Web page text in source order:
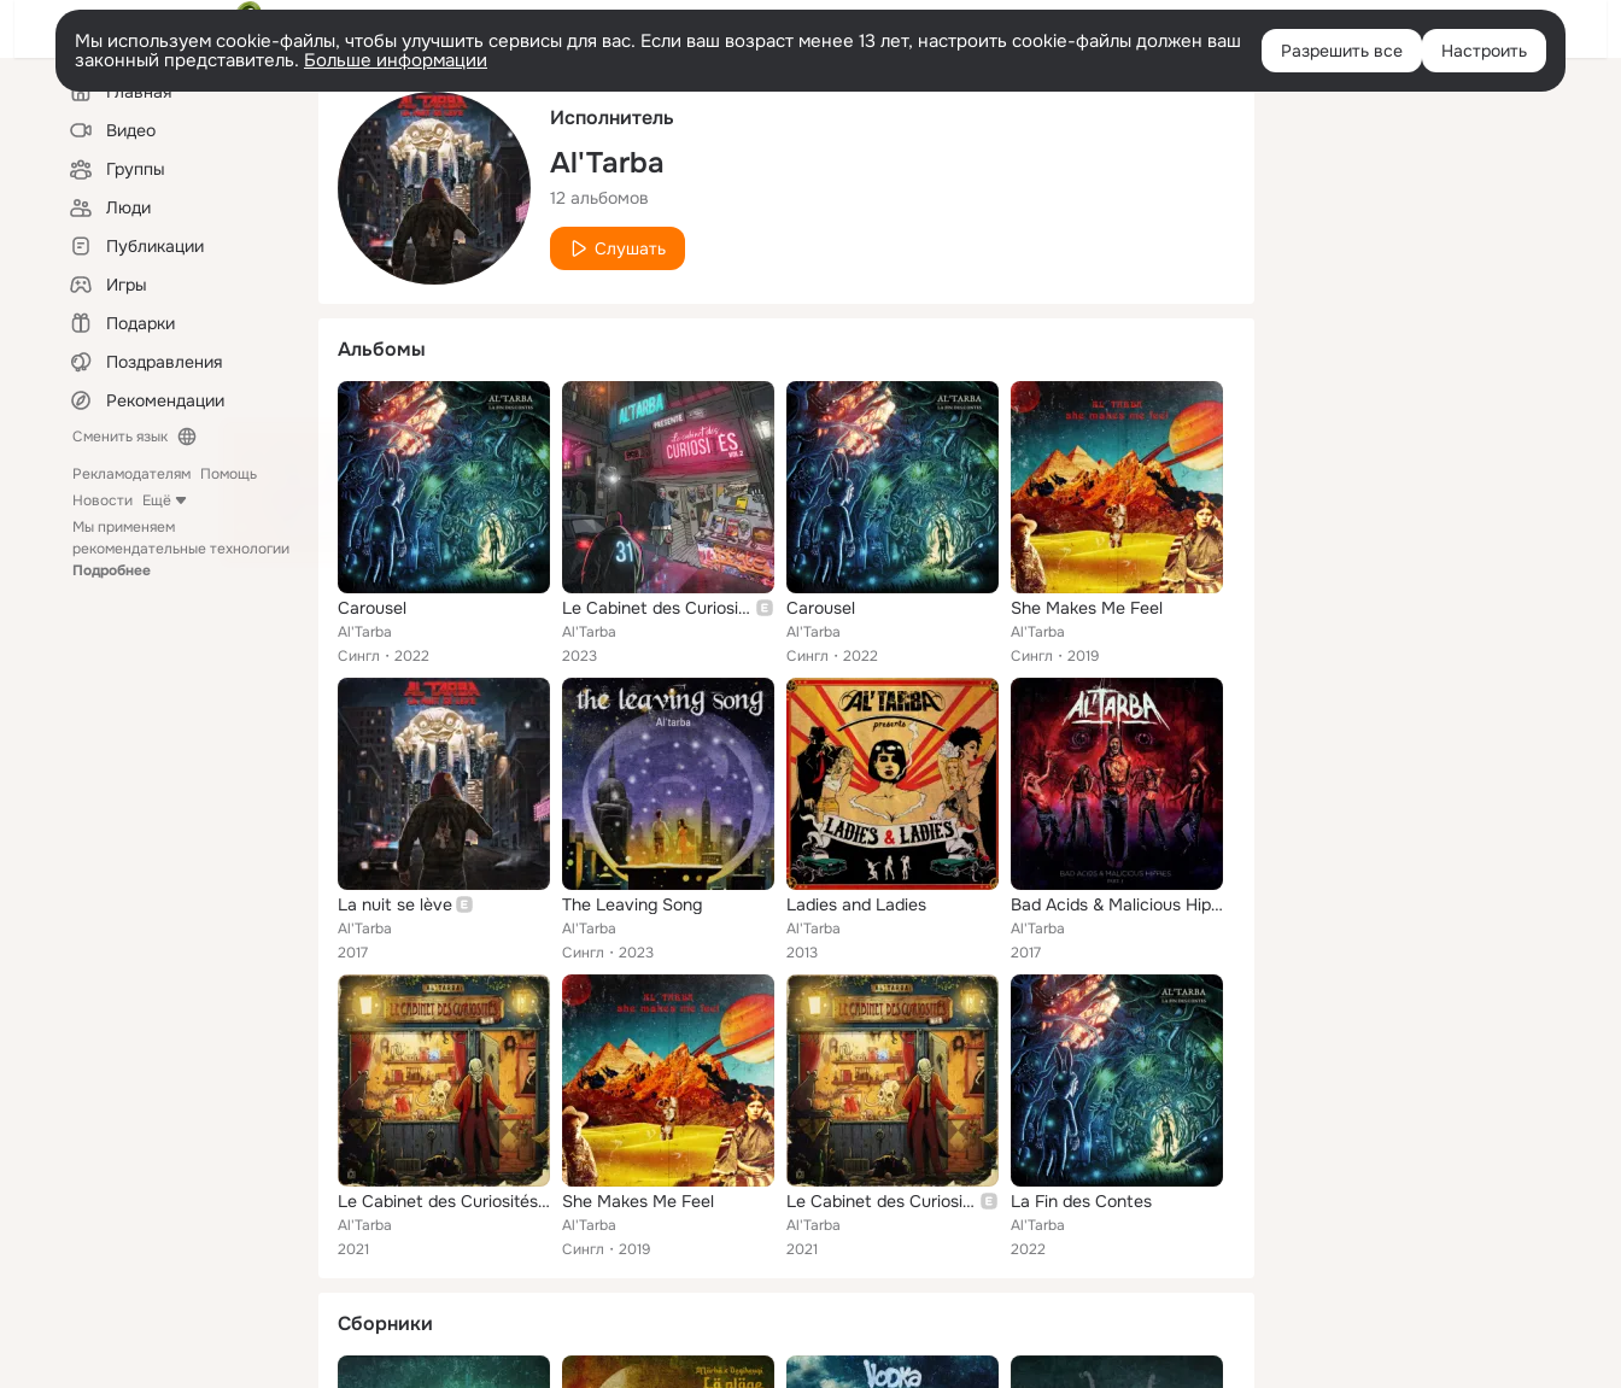
Русский Войти
Мы используем cookie-файлы, чтобы улучшить сервисы для вас. Если ваш возраст менее 13 лет, настроить cookie-файлы должен ваш
законный представитель. Больше информации Разрешить все Настроить
Левая
колонкаГлавная
Видео
Группы
Люди
Публикации
Игры
Подарки
Поздравления
Рекомендации
Сменить язык
Рекламодателям Помощь
Новости Ещё
Мы применяем
рекомендательные технологии
Подробнее
Исполнитель
Al'Tarba
12 альбомов
Слушать
Альбомы
Carousel
Al'Tarba
Сингл
2022
Le Cabinet des Curiosités, Vol.2
Al'Tarba
2023
Carousel
Al'Tarba
Сингл
2022
She Makes Me Feel
Al'Tarba
Сингл
2019
La nuit se lève
Al'Tarba
2017
The Leaving Song
Al'Tarba
Сингл
2023
Ladies and Ladies
Al'Tarba
2013
Bad Acids & Malicious Hippies
Al'Tarba
2017
Le Cabinet des Curiosités, Vol. I
Al'Tarba
2021
She Makes Me Feel
Al'Tarba
Сингл
2019
Le Cabinet des Curiosités (Vol.I)
Al'Tarba
2021
La Fin des Contes
Al'Tarba
2022
Сборники